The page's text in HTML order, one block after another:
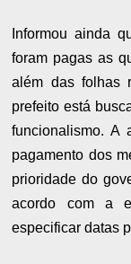
Informou ainda
foram pagas as
além das folhas
prefeito está
funcionalismo. A
pagamento dos
prioridade do
acordo com a
especificar datas